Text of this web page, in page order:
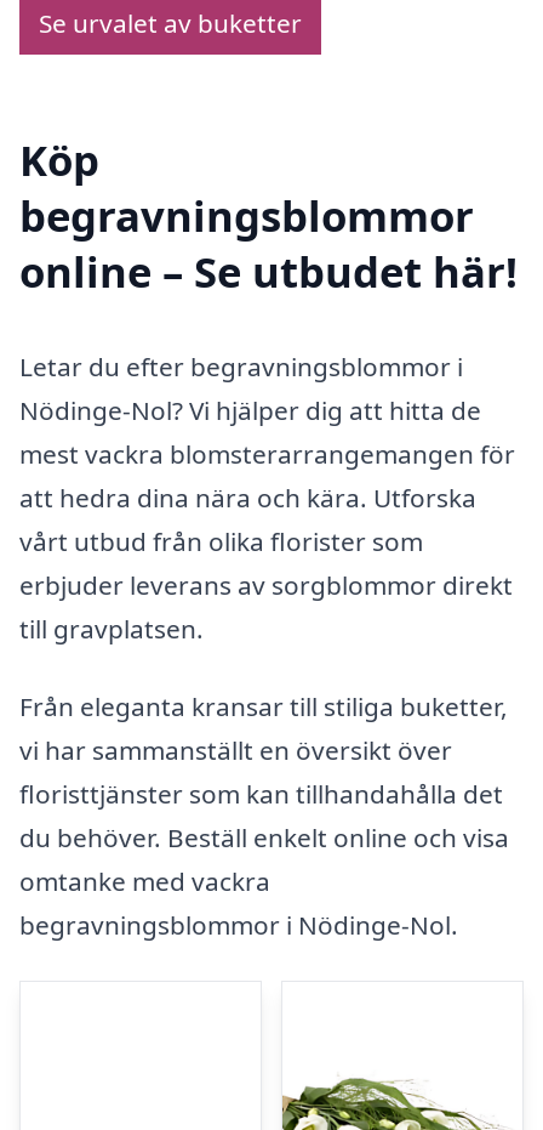
Se urvalet av buketter
Köp
begravningsblommor
online – Se utbudet här!
Letar du efter begravningsblommor i
Nödinge-Nol? Vi hjälper dig att hitta de
mest vackra blomsterarrangemangen för
att hedra dina nära och kära. Utforska
vårt utbud från olika florister som
erbjuder leverans av sorgblommor direkt
till gravplatsen.
Från eleganta kransar till stiliga buketter,
vi har sammanställt en översikt över
floristtjänster som kan tillhandahålla det
du behöver. Beställ enkelt online och visa
omtanke med vackra
begravningsblommor i Nödinge-Nol.